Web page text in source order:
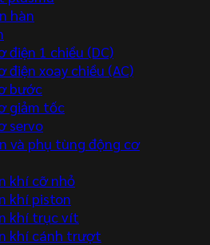
hàn
điện 1 chiều (DC)
điện xoay chiều (AC)
bước
giảm tốc
servo
và phụ tùng động cơ
khí cỡ nhỏ
khí piston
khí trục vít
khí cánh trượt